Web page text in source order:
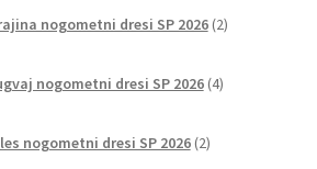
nogometni dresi SP 2026 2izdelka
nogometni dresi SP 2026 4izdelki
nogometni dresi SP 2026 2izdelka